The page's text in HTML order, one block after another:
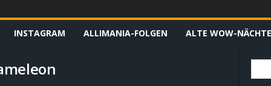
INSTAGRAM ALLIMANIA-FOLGEN ALTE WOW-NÄCHTE